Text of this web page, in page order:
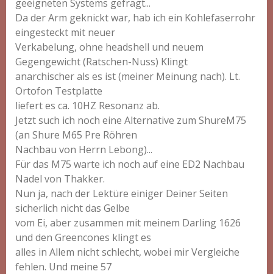
geeigneten Systems gefragt...
Da der Arm geknickt war, hab ich ein Kohlefaserrohr
eingesteckt mit neuer
Verkabelung, ohne headshell und neuem
Gegengewicht (Ratschen-Nuss) Klingt
anarchischer als es ist (meiner Meinung nach). Lt.
Ortofon Testplatte
liefert es ca. 10HZ Resonanz ab.
Jetzt such ich noch eine Alternative zum ShureM75
(an Shure M65 Pre Röhren
Nachbau von Herrn Lebong)...
Für das M75 warte ich noch auf eine ED2 Nachbau
Nadel von Thakker.
Nun ja, nach der Lektüre einiger Deiner Seiten
sicherlich nicht das Gelbe
vom Ei, aber zusammen mit meinem Darling 1626
und den Greencones klingt es
alles in Allem nicht schlecht, wobei mir Vergleiche
fehlen. Und meine 57